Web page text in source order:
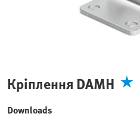
Кріплення DAMH
Downloads